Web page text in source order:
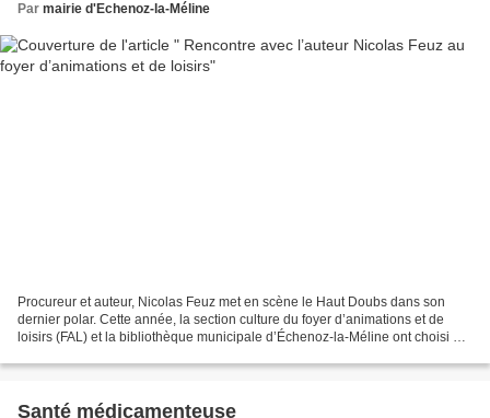
Par mairie d'Echenoz-la-Méline
Procureur et auteur, Nicolas Feuz met en scène le Haut Doubs dans son
dernier polar. Cette année, la section culture du foyer d’animations et de
loisirs (FAL) et la bibliothèque municipale d’Échenoz-la-Méline ont choisi de
Santé médicamenteuse